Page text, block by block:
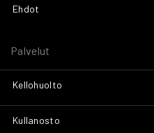
Ehdot
Palvelut
Kellohuolto
Kullanosto